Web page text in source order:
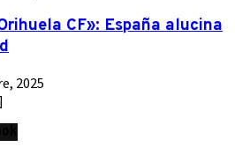
CF»: España alucina
2025